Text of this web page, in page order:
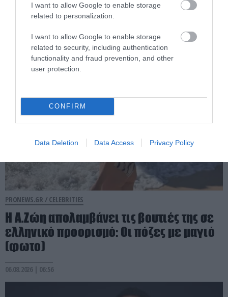
I want to allow Google to enable storage
related to personalization.
I want to allow Google to enable storage
related to security, including authentication
functionality and fraud prevention, and other
user protection.
CONFIRM
Data Deletion Data Access Privacy Policy
Στην Πάρο με φίλους της η Γ.Καληφώνη:
Οι πόζες με ριγέ μπικίνι (φωτο)
06.08.2026 | 10:52
PRONEWS.GR / CELEBRITIES
Η Α.Ζώη απολαμβάνει τις βουτιές της σε
ελληνικό προορισμό: Οι πόζες με μαγιό
(φωτο)
06.08.2026 | 06:56